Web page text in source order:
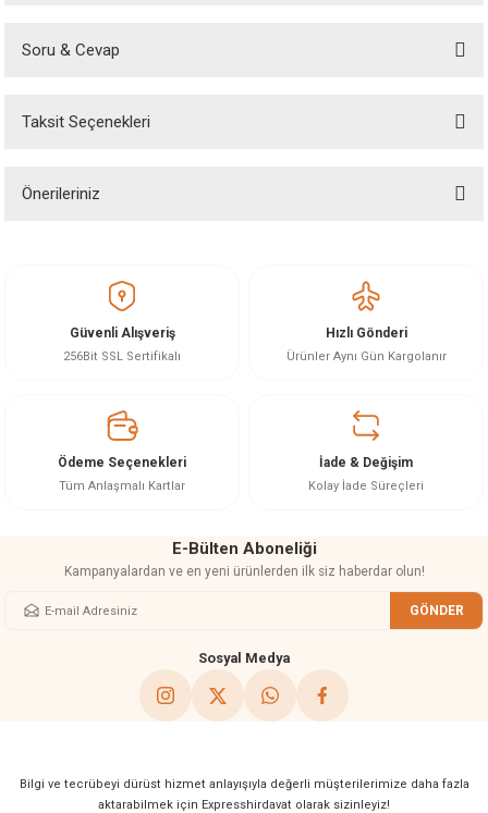
Soru & Cevap
Ürün hakkında henüz soru sorulmamış.
Taksit Seçenekleri
Önerileriniz
Görüş ve önerileriniz için teşekkür ederiz.
Ürün resmi kalitesiz, bozuk veya görüntülenemiyor.
Ürün bilgilerinde hatalar bulunuyor.
Bu ürüne benzer farklı alternatifler olmalı.
Güvenli Alışveriş
256Bit SSL Sertifikalı
Hızlı Gönderi
Ürünler Aynı Gün Kargolanır
Ödeme Seçenekleri
Tüm Anlaşmalı Kartlar
İade & Değişim
Kolay İade Süreçleri
E-Bülten Aboneliği
Kampanyalardan ve en yeni ürünlerden ilk siz haberdar olun!
GÖNDER
Sosyal Medya
Bilgi ve tecrübeyi dürüst hizmet anlayışıyla değerli müşterilerimize daha fazla
aktarabilmek için Expresshirdavat olarak sizinleyiz!